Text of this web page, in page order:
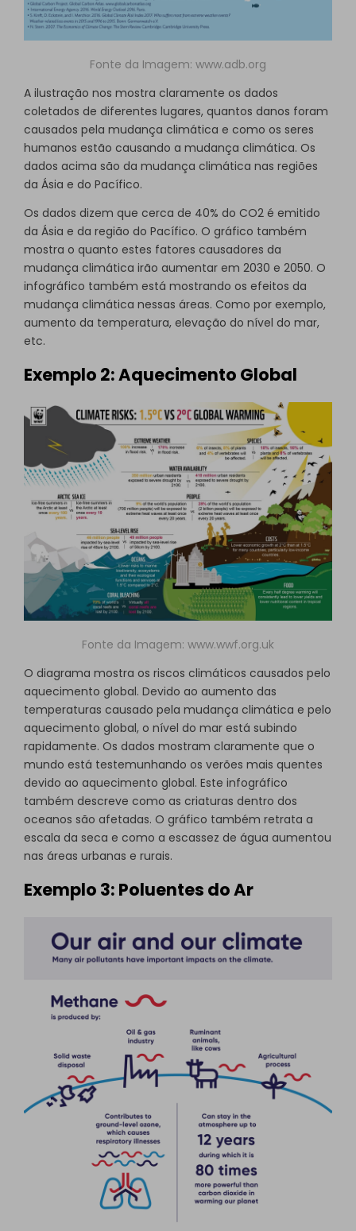
Fonte da Imagem: www.adb.org
A ilustração nos mostra claramente os dados
coletados de diferentes lugares, quantos danos foram
causados pela mudança climática e como os seres
humanos estão causando a mudança climática. Os
dados acima são da mudança climática nas regiões
da Ásia e do Pacífico.
Os dados dizem que cerca de 40% do CO2 é emitido
da Ásia e da região do Pacífico. O gráfico também
mostra o quanto estes fatores causadores da
mudança climática irão aumentar em 2030 e 2050. O
infográfico também está mostrando os efeitos da
mudança climática nessas áreas. Como por exemplo,
aumento da temperatura, elevação do nível do mar,
etc.
Exemplo 2: Aquecimento Global
Fonte da Imagem: www.wwf.org.uk
O diagrama mostra os riscos climáticos causados pelo
aquecimento global. Devido ao aumento das
temperaturas causado pela mudança climática e pelo
aquecimento global, o nível do mar está subindo
rapidamente. Os dados mostram claramente que o
mundo está testemunhando os verões mais quentes
devido ao aquecimento global. Este infográfico
também descreve como as criaturas dentro dos
oceanos são afetadas. O gráfico também retrata a
escala da seca e como a escassez de água aumentou
nas áreas urbanas e rurais.
Exemplo 3: Poluentes do Ar